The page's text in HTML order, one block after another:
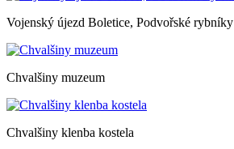
Vojenský újezd Boletice, Podvořské rybníky
Chvalšiny muzeum
Chvalšiny klenba kostela